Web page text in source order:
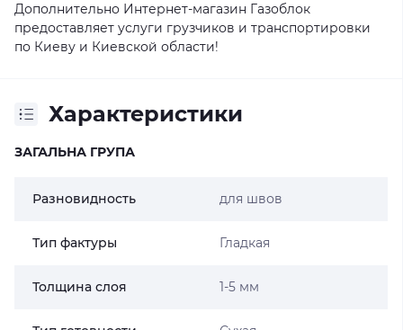
Дополнительно Интернет-магазин Газоблок
предоставляет услуги грузчиков и транспортировки
по Киеву и Киевской области!
Характеристики
ЗАГАЛЬНА ГРУПА
Разновидность для швов
Тип фактуры Гладкая
Толщина слоя 1-5 мм